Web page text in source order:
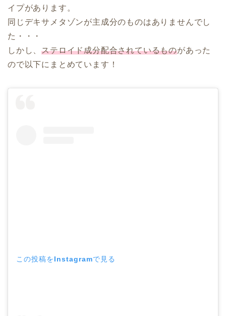
イプがあります。
同じデキサメタゾンが主成分のものはありませんでし
た・・・
しかし、ステロイド成分配合されているものがあった
ので以下にまとめています！
この投稿をInstagramで見る